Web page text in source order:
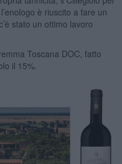
è riuscito a fare un
stato un ottimo lavoro
Toscana DOC, fatto
il 15%.